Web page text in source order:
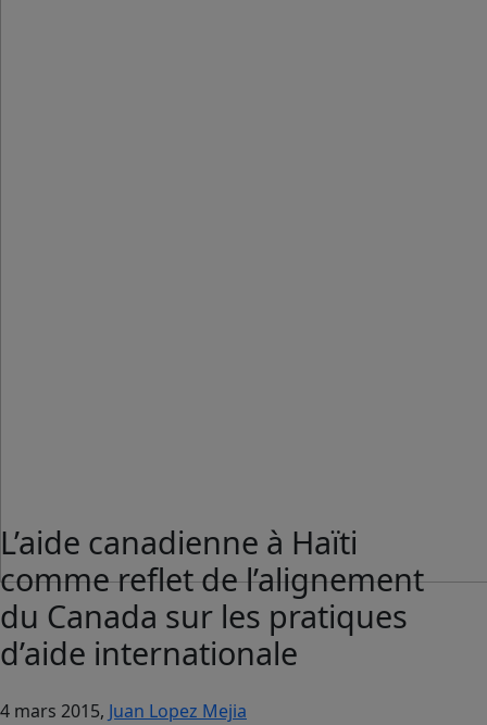
L’aide canadienne à Haïti
comme reflet de l’alignement
du Canada sur les pratiques
d’aide internationale
4 mars 2015, Juan Lopez Mejia